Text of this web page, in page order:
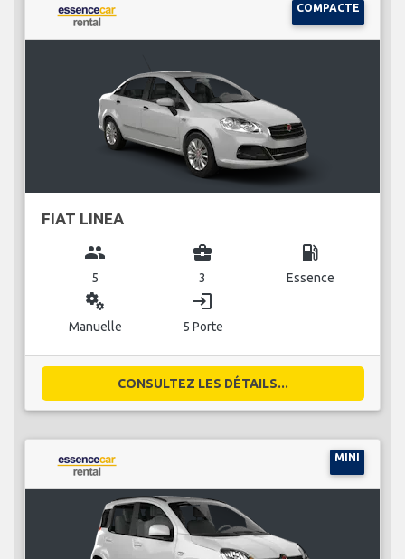
COMPACTE
FIAT LINEA
group
5
business_center
3
local_gas_station
Essence
miscellaneous_services
Manuelle
login
5 Porte
CONSULTEZ LES DÉTAILS...
MINI